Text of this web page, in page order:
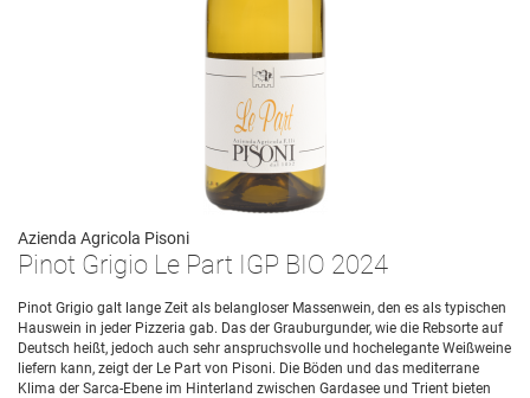
Azienda Agricola Pisoni
Pinot Grigio Le Part IGP BIO 2024
Pinot Grigio galt lange Zeit als belangloser Massenwein, den es als typischen
Hauswein in jeder Pizzeria gab. Das der Grauburgunder, wie die Rebsorte auf
Deutsch heißt, jedoch auch sehr anspruchsvolle und hochelegante Weißweine
liefern kann, zeigt der Le Part von Pisoni. Die Böden und das mediterrane
Klima der Sarca-Ebene im Hinterland zwischen Gardasee und Trient bieten